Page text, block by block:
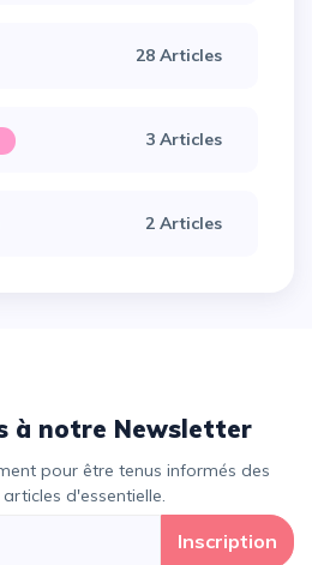
28 Articles
3 Articles
2 Articles
à notre Newsletter
d'essentielle.
Inscription